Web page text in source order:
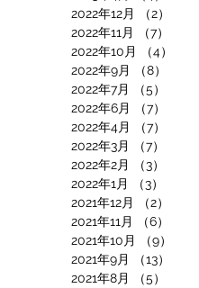
2022年12月
（2）
2022年11月
（7）
2022年10月
（4）
2022年9月
（8）
2022年7月
（5）
2022年6月
（7）
2022年4月
（7）
2022年3月
（7）
2022年2月
（3）
2022年1月
（3）
2021年12月
（2）
2021年11月
（6）
2021年10月
（9）
2021年9月
（13）
2021年8月
（5）